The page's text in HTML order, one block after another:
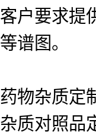
客户要求提
等谱图。
药物杂质定
杂质对照品